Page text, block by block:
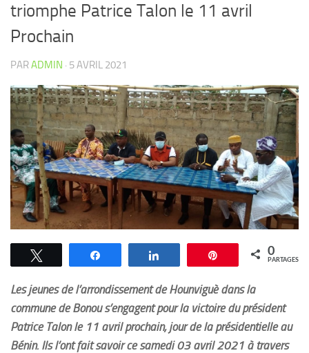
triomphe Patrice Talon le 11 avril
Prochain
PARADMIN · 5 AVRIL 2021
Épingle 0
PARTAGES
Les jeunes de l’arrondissement de Hounviguè dans la
commune de Bonou s’engagent pour la victoire du président
Patrice Talon le 11 avril prochain, jour de la présidentielle au
Bénin. Ils l’ont fait savoir ce samedi 03 avril 2021 à travers